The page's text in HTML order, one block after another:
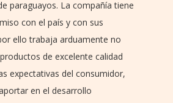
paraguayos. La compañía tiene
con el país y con sus
ello trabaja arduamente no
de excelente calidad
expectativas del consumidor,
en el desarrollo